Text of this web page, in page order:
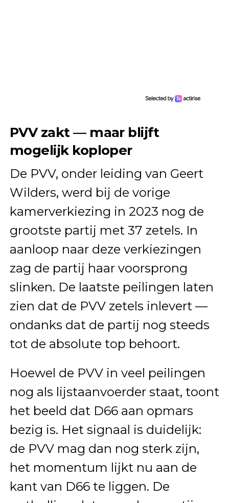
PVV zakt — maar blijft
mogelijk koploper
De PVV, onder leiding van Geert
Wilders, werd bij de vorige
kamerverkiezing in 2023 nog de
grootste partij met 37 zetels. In
aanloop naar deze verkiezingen
zag de partij haar voorsprong
slinken. De laatste peilingen laten
zien dat de PVV zetels inlevert —
ondanks dat de partij nog steeds
tot de absolute top behoort.
Hoewel de PVV in veel peilingen
nog als lijstaanvoerder staat, toont
het beeld dat D66 aan opmars
bezig is. Het signaal is duidelijk:
de PVV mag dan nog sterk zijn,
het momentum lijkt nu aan de
kant van D66 te liggen. De